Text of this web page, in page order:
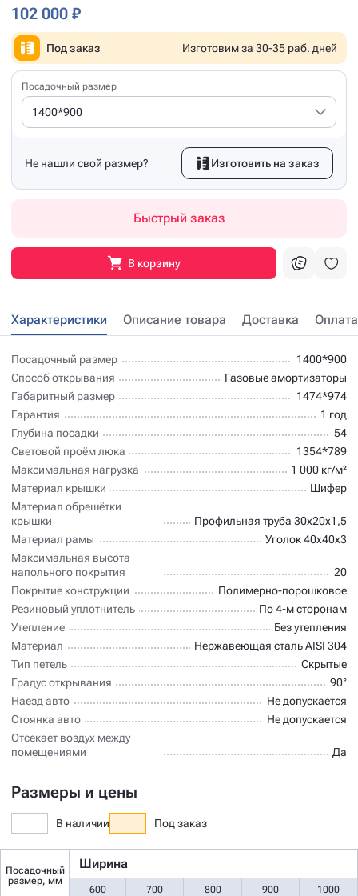
102 000 ₽
Под заказ Изготовим за 30-35 раб. дней
Посадочный размер
1400*900
Не нашли свой размер? Изготовить на заказ
Быстрый заказ
В корзину
Характеристики Описание товара Доставка Оплата
Посадочный размер
1400*900
Способ открывания
Газовые амортизаторы
Габаритный размер
1474*974
Гарантия
1 год
Глубина посадки
54
Световой проём люка
1354*789
Максимальная нагрузка
1 000 кг/м²
Материал крышки
Шифер
Материал обрешётки
крышки
Профильная труба 30х20х1,5
Материал рамы
Уголок 40х40х3
Максимальная высота
напольного покрытия
20
Покрытие конструкции
Полимерно-порошковое
Резиновый уплотнитель
По 4-м сторонам
Утепление
Без утепления
Материал
Нержавеющая сталь AISI 304
Тип петель
Скрытые
Градус открывания
90°
Наезд авто
Не допускается
Стоянка авто
Не допускается
Отсекает воздух между
помещениями
Да
Размеры и цены
В наличии Под заказ
Посадочный
размер, мм
Ширина
600 700 800 900 1000